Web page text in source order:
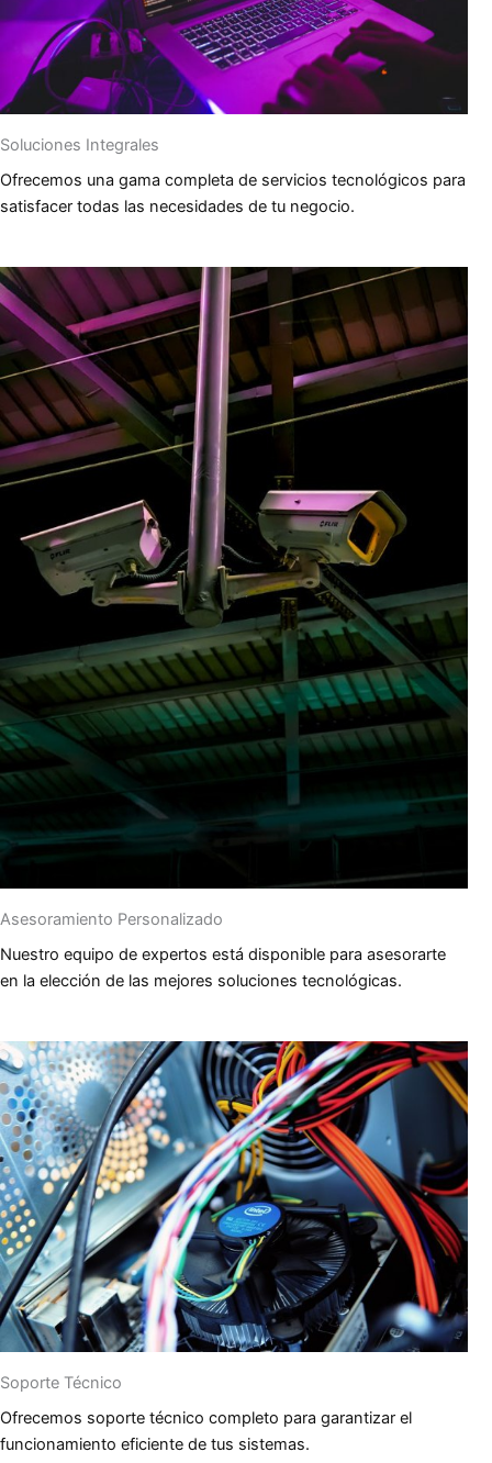
Soluciones Integrales
Ofrecemos una gama completa de servicios tecnológicos para
satisfacer todas las necesidades de tu negocio.
Asesoramiento Personalizado
Nuestro equipo de expertos está disponible para asesorarte
en la elección de las mejores soluciones tecnológicas.
Soporte Técnico
Ofrecemos soporte técnico completo para garantizar el
funcionamiento eficiente de tus sistemas.